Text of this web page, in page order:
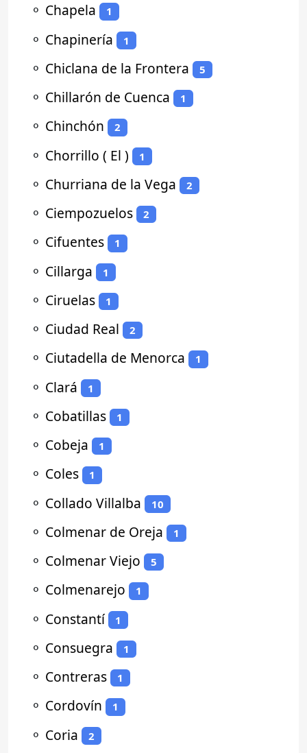
⚬ Chapela 1
⚬ Chapinería 1
⚬ Chiclana de la Frontera 5
⚬ Chillarón de Cuenca 1
⚬ Chinchón 2
⚬ Chorrillo ( El ) 1
⚬ Churriana de la Vega 2
⚬ Ciempozuelos 2
⚬ Cifuentes 1
⚬ Cillarga 1
⚬ Ciruelas 1
⚬ Ciudad Real 2
⚬ Ciutadella de Menorca 1
⚬ Clará 1
⚬ Cobatillas 1
⚬ Cobeja 1
⚬ Coles 1
⚬ Collado Villalba 10
⚬ Colmenar de Oreja 1
⚬ Colmenar Viejo 5
⚬ Colmenarejo 1
⚬ Constantí 1
⚬ Consuegra 1
⚬ Contreras 1
⚬ Cordovín 1
⚬ Coria 2